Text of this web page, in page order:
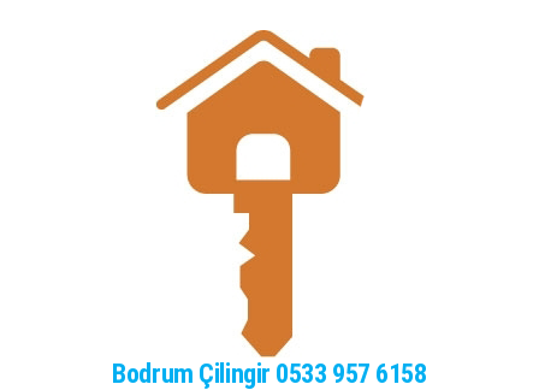
Bodrum Çilingir 0533 957 6158